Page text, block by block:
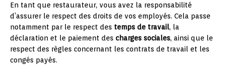
En tant que restaurateur, vous avez la responsabilité
d’assurer le respect des droits de vos employés. Cela passe
notamment par le respect des temps de travail, la
déclaration et le paiement des charges sociales, ainsi que le
respect des règles concernant les contrats de travail et les
congés payés.